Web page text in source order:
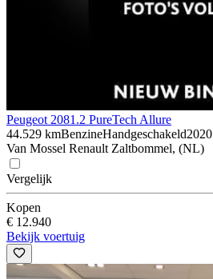
Peugeot 2081.2 PureTech Allure
44.529 kmBenzineHandgeschakeld2020
Van Mossel Renault Zaltbommel, (NL)
Vergelijk
Kopen
€ 12.940
Bekijk voertuig